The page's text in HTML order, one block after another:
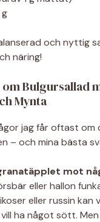
g
och nyttig
näring!
Bulgursallad
Mynta
jag får oftast om
– och mina bästa
mot
eller hallon
eller russin kan
ha något sött.